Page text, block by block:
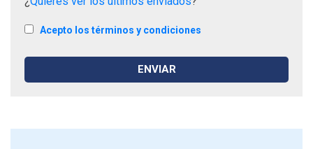
Acepto los términos y condiciones